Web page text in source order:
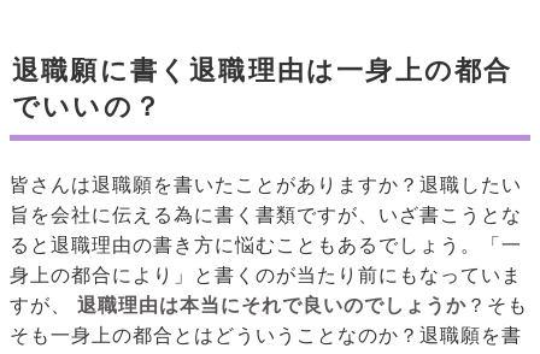
退職願に書く退職理由は一身上の都合
でいいの？
皆さんは退職願を書いたことがありますか？退職したい
旨を会社に伝える為に書く書類ですが、いざ書こうとな
ると退職理由の書き方に悩むこともあるでしょう。「一
身上の都合により」と書くのが当たり前にもなっていま
すが、
退職理由は本当にそれで良いのでしょうか？そも
そも一身上の都合とはどういうことなのか？退職願を書